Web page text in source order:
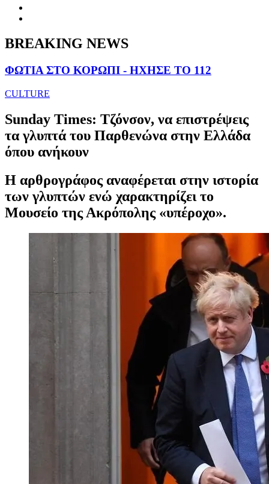
BREAKING NEWS
ΦΩΤΙΑ ΣΤΟ ΚΟΡΩΠΙ - ΗΧΗΣΕ ΤΟ 112
CULTURE
Sunday Times: Τζόνσον, να επιστρέψεις
τα γλυπτά του Παρθενώνα στην Ελλάδα
όπου ανήκουν
Η αρθρογράφος αναφέρεται στην ιστορία
των γλυπτών ενώ χαρακτηρίζει το
Μουσείο της Ακρόπολης «υπέροχο».